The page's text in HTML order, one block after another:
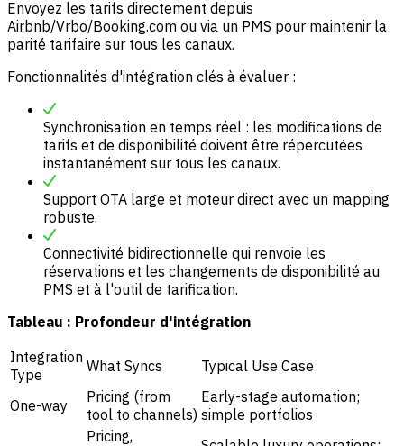
Envoyez les tarifs directement depuis
Airbnb/Vrbo/Booking.com ou via un PMS pour maintenir la
parité tarifaire sur tous les canaux.
Fonctionnalités d'intégration clés à évaluer :
Synchronisation en temps réel : les modifications de
tarifs et de disponibilité doivent être répercutées
instantanément sur tous les canaux.
Support OTA large et moteur direct avec un mapping
robuste.
Connectivité bidirectionnelle qui renvoie les
réservations et les changements de disponibilité au
PMS et à l'outil de tarification.
Tableau : Profondeur d'intégration
Integration
Type
What Syncs Typical Use Case
One-way
Pricing (from
tool to channels)
Early-stage automation;
simple portfolios
Pricing,